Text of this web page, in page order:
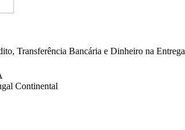
Transferência Bancária e Dinheiro na Entrega
Continental